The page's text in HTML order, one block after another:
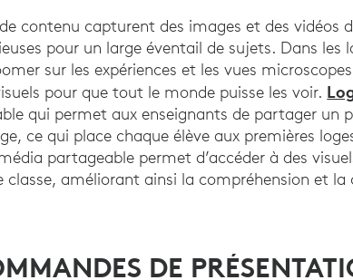
contenu capturent des images et des vidéos
pour un large éventail de sujets. Dans les
sur les expériences et les vues
pour que tout le monde puisse les voir.
qui permet aux enseignants de partager un
ce qui place chaque élève aux premières
partageable permet d’accéder à des
classe, améliorant ainsi la compréhension et la
DE